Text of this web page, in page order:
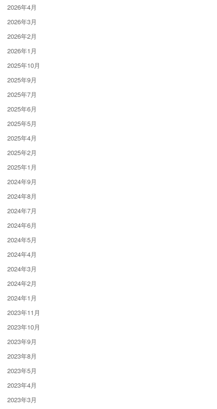
2026年4月
2026年3月
2026年2月
2026年1月
2025年10月
2025年9月
2025年7月
2025年6月
2025年5月
2025年4月
2025年2月
2025年1月
2024年9月
2024年8月
2024年7月
2024年6月
2024年5月
2024年4月
2024年3月
2024年2月
2024年1月
2023年11月
2023年10月
2023年9月
2023年8月
2023年5月
2023年4月
2023年3月